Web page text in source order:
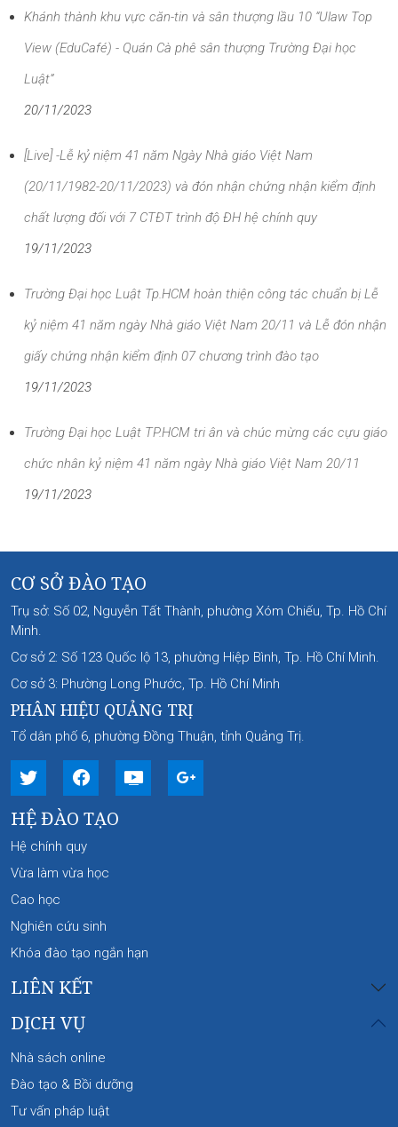
Khánh thành khu vực căn-tin và sân thượng lầu 10 “Ulaw Top
View (EduCafé) - Quán Cà phê sân thượng Trường Đại học
Luật”
20/11/2023
[Live] -Lễ kỷ niệm 41 năm Ngày Nhà giáo Việt Nam
(20/11/1982-20/11/2023) và đón nhận chứng nhận kiểm định
chất lượng đối với 7 CTĐT trình độ ĐH hệ chính quy
19/11/2023
Trường Đại học Luật Tp.HCM hoàn thiện công tác chuẩn bị Lễ
kỷ niệm 41 năm ngày Nhà giáo Việt Nam 20/11 và Lễ đón nhận
giấy chứng nhận kiểm định 07 chương trình đào tạo
19/11/2023
Trường Đại học Luật TP.HCM tri ân và chúc mừng các cựu giáo
chức nhân kỷ niệm 41 năm ngày Nhà giáo Việt Nam 20/11
19/11/2023
CƠ SỞ ĐÀO TẠO
Trụ sở: Số 02, Nguyễn Tất Thành, phường Xóm Chiếu, Tp. Hồ Chí
Minh.
Cơ sở 2: Số 123 Quốc lộ 13, phường Hiệp Bình, Tp. Hồ Chí Minh.
Cơ sở 3: Phường Long Phước, Tp. Hồ Chí Minh
PHÂN HIỆU QUẢNG TRỊ
Tổ dân phố 6, phường Đồng Thuận, tỉnh Quảng Trị.
HỆ ĐÀO TẠO
Hệ chính quy
Vừa làm vừa học
Cao học
Nghiên cứu sinh
Khóa đào tạo ngắn hạn
LIÊN KẾT
DỊCH VỤ
Nhà sách online
Đào tạo & Bồi dưỡng
Tư vấn pháp luật